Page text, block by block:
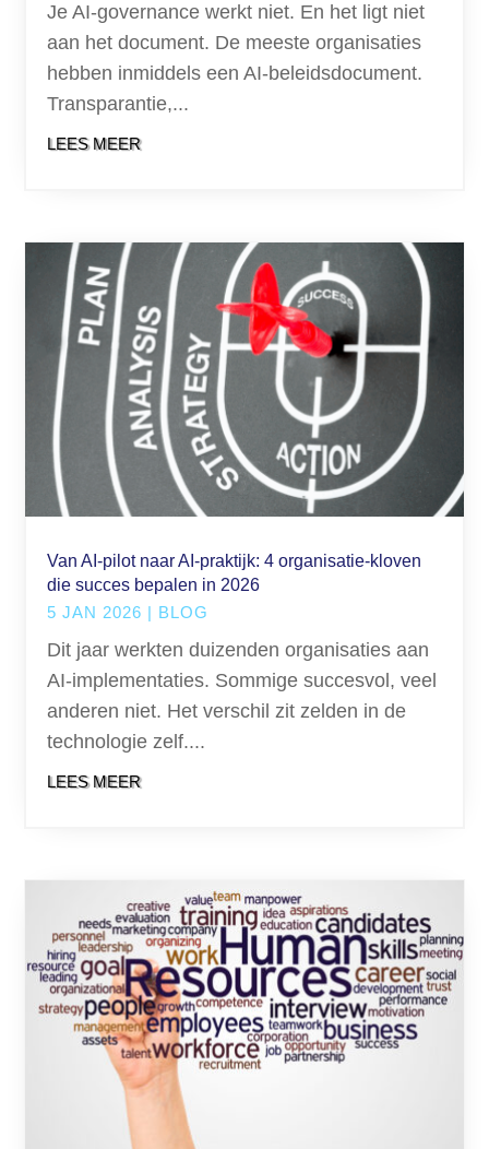
Je AI-governance werkt niet. En het ligt niet
aan het document. De meeste organisaties
hebben inmiddels een AI-beleidsdocument.
Transparantie,...
LEES MEER
Van AI-pilot naar AI-praktijk: 4 organisatie-kloven
die succes bepalen in 2026
5 JAN 2026 | BLOG
Dit jaar werkten duizenden organisaties aan
AI-implementaties. Sommige succesvol, veel
anderen niet. Het verschil zit zelden in de
technologie zelf....
LEES MEER